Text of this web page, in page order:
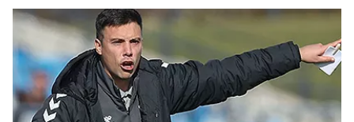
Herri-kirolak
Balonmano
Kirolak 360